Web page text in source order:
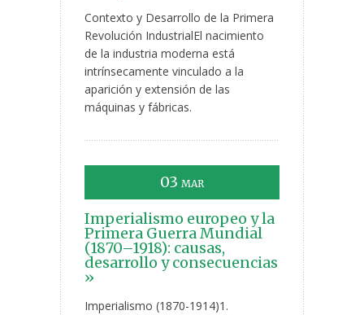
Contexto y Desarrollo de la Primera
Revolución IndustrialEl nacimiento
de la industria moderna está
intrínsecamente vinculado a la
aparición y extensión de las
máquinas y fábricas.
03 MAR
Imperialismo europeo y la
Primera Guerra Mundial
(1870–1918): causas,
desarrollo y consecuencias
»
Imperialismo (1870-1914)1.